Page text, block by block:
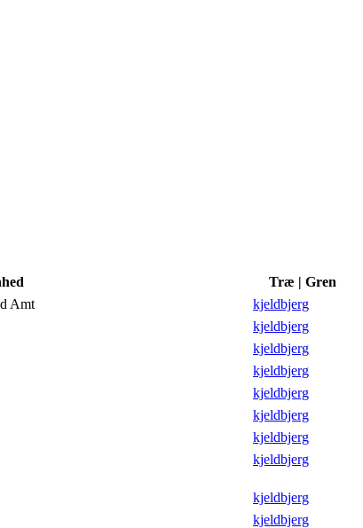
Træ | Gren
Amt
kjeldbjerg
kjeldbjerg
kjeldbjerg
kjeldbjerg
kjeldbjerg
kjeldbjerg
kjeldbjerg
kjeldbjerg
kjeldbjerg
kjeldbjerg